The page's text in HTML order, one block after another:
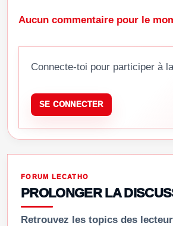
Aucun commentaire pour le
Connecte-toi pour participer à
SE CONNECTER
FORUM LECATHO
PROLONGER LA
Retrouvez les topics des